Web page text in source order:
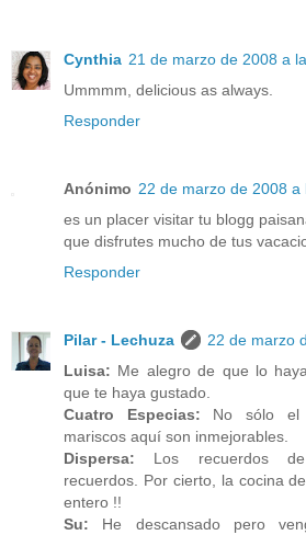
Cynthia 21 de marzo de 2008 a
Ummmm, delicious as always.
Responder
Anónimo 22 de marzo de 2008 a
es un placer visitar tu blogg
que disfrutes mucho de tus
Responder
Pilar - Lechuza
22 de marzo
Luisa: Me alegro de que lo
que te haya gustado.
Cuatro Especias: No sólo el
mariscos aquí son inmejorables.
Dispersa: Los recuerdos de
recuerdos. Por cierto, la cocina
entero !!
Su: He descansado pero